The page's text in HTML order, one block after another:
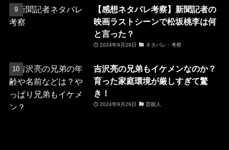
【感想ネタバレ考察】新聞記者の
映画ラストシーンで松坂桃李は何
と言った？
2024年9月29日 ネタバレ・考察
吉沢亮の兄弟もイケメンなのか？
育った家庭環境が厳しすぎて驚
き！
2024年9月29日 芸能人